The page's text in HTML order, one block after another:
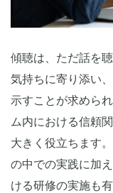
傾聴は、ただ話を
気持ちに寄り添い
示すことが求めら
ム内における信頼
大きく役立ちます
の中での実践に加
ける研修の実施も